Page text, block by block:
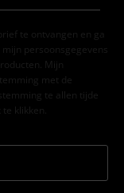
te ontvangen en ga
persoonsgegevens
Mijn
met de
te allen tijde
klikken.